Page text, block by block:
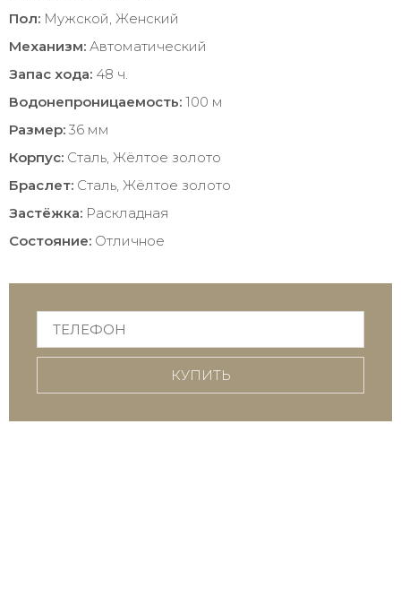
Пол: Мужской, Женский
Механизм: Автоматический
Запас хода: 48 ч.
Водонепроницаемость: 100 м
Размер: 36 мм
Корпус: Сталь, Жёлтое золото
Браслет: Сталь, Жёлтое золото
Застёжка: Раскладная
Состояние: Отличное
КУПИТЬ